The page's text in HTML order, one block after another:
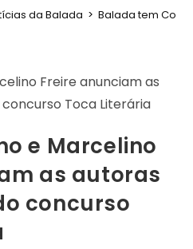
da Balada > Balada tem
e Marcelino
as autoras
concurso